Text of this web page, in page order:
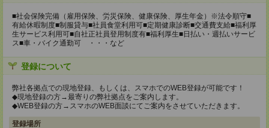
■社会保険完備（雇用保険、労災保険、健康保険、厚生年金）※法令順守■
有給休暇制度■制服貸与■社員食堂利用可■定期健康診断■交通費支給■福利厚
生サービス利用可■自社正社員登用制度有■福利厚生■日払い・週払いサービ
ス■車・バイク通勤可 ・・・など
登録について
弊社各拠点での現地登録、もしくは、スマホでのWEB登録が可能です！
◆現地登録の方→最寄りの弊社拠点をご案内します。
◆WEB登録の方→スマホのWEB面談にてご案内をさせていただきます。
登録場所